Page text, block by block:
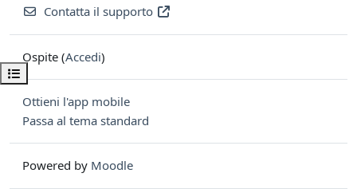
Apri indice del corso
Contatta il supporto
Ospite (Accedi)
Ottieni l'app mobile
Passa al tema standard
Powered by Moodle